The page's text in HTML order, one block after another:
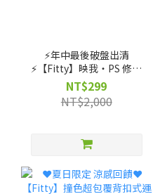
⚡️年中最後破盤出清
⚡️【Fitty】映我・PS 修身
運動長褲（稜鏡藍／電光
紫）（剩 L, XL 號）
NT$299
NT$2,000